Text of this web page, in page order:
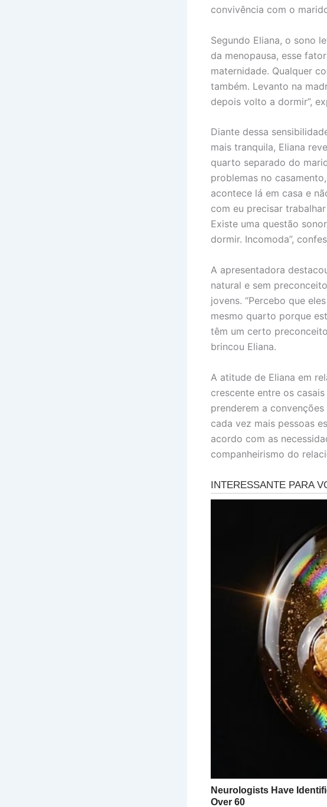
convivência com o
Segundo Eliana, o sono
da menopausa, esse
maternidade. Qualquer
também. Levanto na
depois volto a dormir”,
Diante dessa
mais tranquila, Eliana
quarto separado do
problemas no
acontece lá em casa e
com eu precisar
Existe uma questão
dormir. Incomoda”,
A apresentadora
natural e sem
jovens. “Percebo que
mesmo quarto porque
têm um certo
brincou Eliana.
A atitude de Eliana em
crescente entre os
prenderem a
cada vez mais pessoas
acordo com as
companheirismo do